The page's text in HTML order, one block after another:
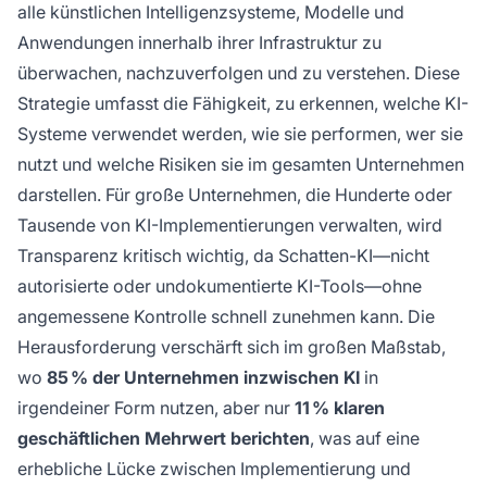
Tausende von KI-Implementierungen
verwalten, wird Transparenz kritisch wichtig,
da Schatten-KI—nicht autorisierte oder
undokumentierte KI-Tools—ohne
angemessene Kontrolle schnell zunehmen
kann. Ohne umfassende Transparenz können
Organisationen keine Compliance sicherstellen,
Risiken managen, die Performance optimieren
oder den maximalen Wert aus ihren KI-
Investitionen schöpfen.
alle künstlichen Intelligenzsysteme, Modelle und
Anwendungen innerhalb ihrer Infrastruktur zu
überwachen, nachzuverfolgen und zu verstehen. Diese
Strategie umfasst die Fähigkeit, zu erkennen, welche KI-
Systeme verwendet werden, wie sie performen, wer sie
nutzt und welche Risiken sie im gesamten Unternehmen
darstellen. Für große Unternehmen, die Hunderte oder
Tausende von KI-Implementierungen verwalten, wird
Transparenz kritisch wichtig, da Schatten-KI—nicht
autorisierte oder undokumentierte KI-Tools—ohne
angemessene Kontrolle schnell zunehmen kann. Die
Herausforderung verschärft sich im großen Maßstab,
wo 85 % der Unternehmen inzwischen KI in
irgendeiner Form nutzen, aber nur 11 % klaren
geschäftlichen Mehrwert berichten, was auf eine
erhebliche Lücke zwischen Implementierung und